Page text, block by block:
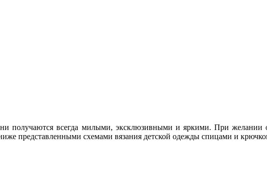
получаются всегда милыми, эксклюзивными и яркими. При желании
представленными схемами вязания детской одежды спицами и